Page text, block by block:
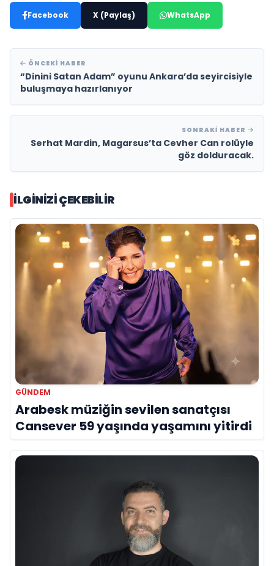
Facebook X (Paylaş) WhatsApp
ÖNCEKI HABER
“Dinini Satan Adam” oyunu Ankara’da seyircisiyle
buluşmaya hazırlanıyor
SONRAKI HABER
Serhat Mardin, Magarsus’ta Cevher Can rolüyle
göz dolduracak.
İLGINIZI ÇEKEBILIR
GÜNDEM
Arabesk müziğin sevilen sanatçısı
Cansever 59 yaşında yaşamını yitirdi